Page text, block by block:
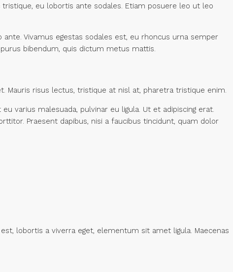
eu lobortis ante sodales. Etiam posuere leo ut leo
Vivamus egestas sodales est, eu rhoncus urna semper
bibendum, quis dictum metus mattis.
Mauris risus lectus, tristique at nisl at, pharetra tristique enim.
varius malesuada, pulvinar eu ligula. Ut et adipiscing erat.
Praesent dapibus, nisi a faucibus tincidunt, quam dolor
lobortis a viverra eget, elementum sit amet ligula. Maecenas